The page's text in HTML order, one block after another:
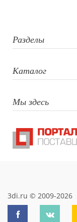
Разделы
Каталог
Мы здесь
3di.ru © 2009-2026